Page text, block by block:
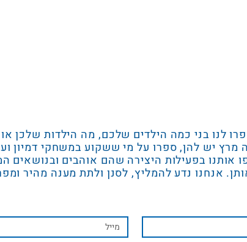
לנו בני כמה הילדים שלכם, מה הילדות שלכן
מרץ יש להן, ספרו על מי ששקוע במשחקי דמיון
אותנו בפעילות היצירה שהם אוהבים ובנושאים
אנחנו נדע להמליץ, לסנן ולתת מענה מהיר